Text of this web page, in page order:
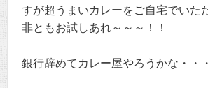
すが超うまいカレーをご自宅でいた
非ともお試しあれ～～～！！
銀行辞めてカレー屋やろうかな・・・